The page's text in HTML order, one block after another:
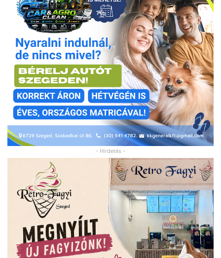
- Hirdetés -